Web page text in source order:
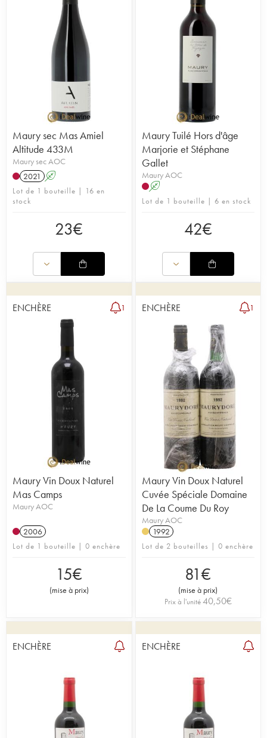
Maury sec Mas Amiel
Altitude 433M
Maury sec AOC
2021
A
Lot de 1 bouteille | 16 en
stock
23€
Maury Tuilé Hors d'âge
Marjorie et Stéphane
Gallet
Maury AOC
A
Lot de 1 bouteille | 6 en stock
42€
ENCHÈRE 1
Maury Vin Doux Naturel
Mas Camps
Maury AOC
2006
Lot de 1 bouteille | 0 enchère
15€
(mise à prix)
ENCHÈRE 1
Maury Vin Doux Naturel
Cuvée Spéciale Domaine
De La Coume Du Roy
Maury AOC
1992
Lot de 2 bouteilles | 0 enchère
81€
(mise à prix)
Prix à l'unité40,50€
ENCHÈRE ENCHÈRE